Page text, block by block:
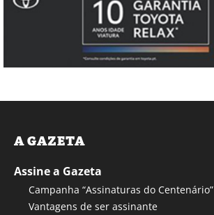
A GAZETA
Assine a Gazeta
Campanha “Assinaturas do Centenário”
Vantagens de ser assinante